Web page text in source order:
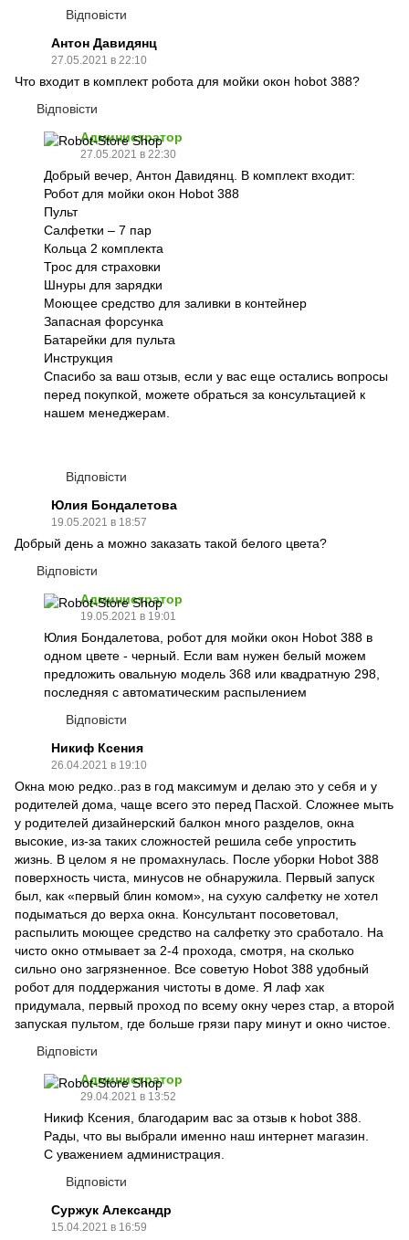
Відповісти
Антон Давидянц
27.05.2021 в 22:10
Что входит в комплект робота для мойки окон hobot 388?
Відповісти
Администратор
27.05.2021 в 22:30
Добрый вечер, Антон Давидянц. В комплект входит:
Робот для мойки окон Hobot 388
Пульт
Салфетки – 7 пар
Кольца 2 комплекта
Трос для страховки
Шнуры для зарядки
Моющее средство для заливки в контейнер
Запасная форсунка
Батарейки для пульта
Инструкция
Спасибо за ваш отзыв, если у вас еще остались вопросы
перед покупкой, можете обраться за консультацией к
нашем менеджерам.
Відповісти
Юлия Бондалетова
19.05.2021 в 18:57
Добрый день а можно заказать такой белого цвета?
Відповісти
Администратор
19.05.2021 в 19:01
Юлия Бондалетова, робот для мойки окон Hobot 388 в
одном цвете - черный. Если вам нужен белый можем
предложить овальную модель 368 или квадратную 298,
последняя с автоматическим распылением
Відповісти
Никиф Ксения
26.04.2021 в 19:10
Окна мою редко..раз в год максимум и делаю это у себя и у
родителей дома, чаще всего это перед Пасхой. Сложнее мыть
у родителей дизайнерский балкон много разделов, окна
высокие, из-за таких сложностей решила себе упростить
жизнь. В целом я не промахнулась. После уборки Hobot 388
поверхность чиста, минусов не обнаружила. Первый запуск
был, как «первый блин комом», на сухую салфетку не хотел
подыматься до верха окна. Консультант посоветовал,
распылить моющее средство на салфетку это сработало. На
чисто окно отмывает за 2-4 прохода, смотря, на сколько
сильно оно загрязненное. Все советую Hobot 388 удобный
робот для поддержания чистоты в доме. Я лаф хак
придумала, первый проход по всему окну через стар, а второй
запуская пультом, где больше грязи пару минут и окно чистое.
Відповісти
Администратор
29.04.2021 в 13:52
Никиф Ксения, благодарим вас за отзыв к hobot 388.
Рады, что вы выбрали именно наш интернет магазин.
С уважением администрация.
Відповісти
Суржук Александр
15.04.2021 в 16:59